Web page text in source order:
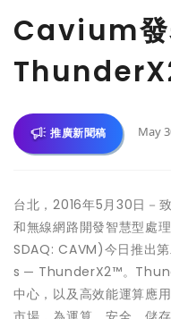
Cavium
推廣新聞稿 May
台北，2016年5月30日－
和無線網路開發智慧型處
SDAQ: CAVM)今日推出
s ─ ThunderX2™。
中心，以及高效能運算應